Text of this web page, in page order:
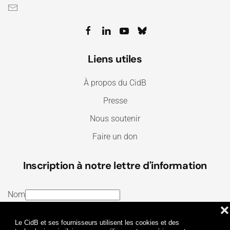
Le CidB et ses fournisseurs utilisent les cookies et des
❌
Liens utiles
À propos du CidB
Presse
Nous soutenir
Faire un don
Inscription à notre lettre d'information
Nom